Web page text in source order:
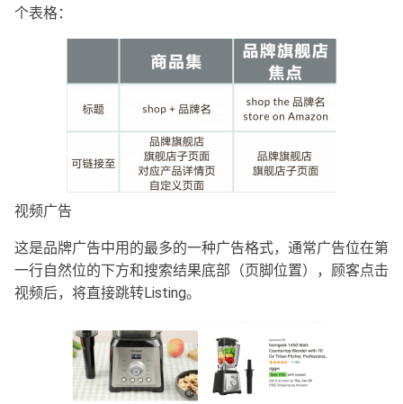
个表格：
视频广告
这是品牌广告中用的最多的一种广告格式，通常广告位在第
一行自然位的下方和搜索结果底部（页脚位置），顾客点击
视频后，将直接跳转Listing。